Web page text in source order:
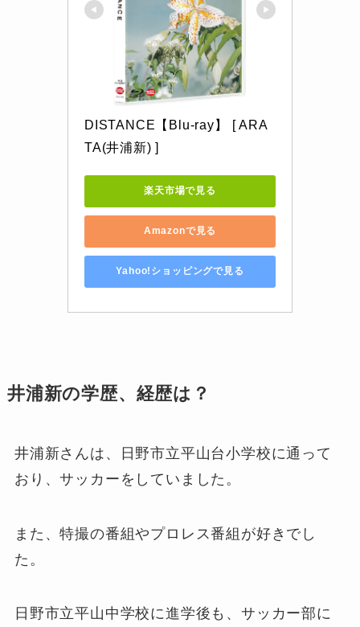
DISTANCE【Blu-ray】 [ ARA
TA(井浦新) ]
楽天市場で見る
Amazonで見る
Yahoo!ショッピングで見る
井浦新の学歴、経歴は？
井浦新さんは、日野市立平山台小学校に通って
おり、サッカーをしていました。
また、特撮の番組やプロレス番組が好きでし
た。
日野市立平山中学校に進学後も、サッカー部に